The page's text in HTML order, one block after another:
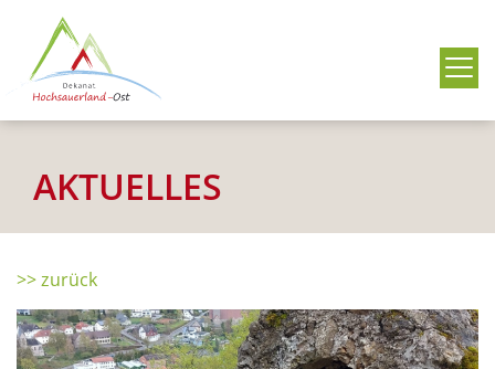
AKTUELLES
>> zurück